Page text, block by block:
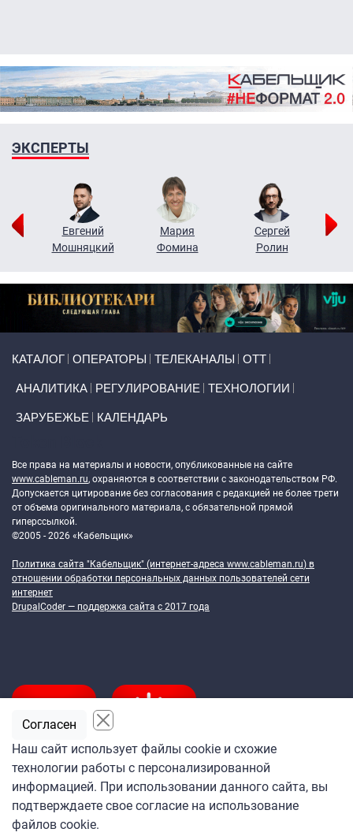
ЭКСПЕРТЫ
Евгений
Мошняцкий
Мария
Фомина
Сергей
Ролин
КАТАЛОГ ОПЕРАТОРЫ ТЕЛЕКАНАЛЫ ОТТ
АНАЛИТИКА РЕГУЛИРОВАНИЕ ТЕХНОЛОГИИ
ЗАРУБЕЖЬЕ КАЛЕНДАРЬ
Все права на материалы и новости, опубликованные на сайте
www.cableman.ru, охраняются в соответствии с законодательством РФ.
Допускается цитирование без согласования с редакцией не более трети
от объема оригинального материала, с обязательной прямой
гиперссылкой.
©2005 - 2026 «Кабельщик»
Политика сайта "Кабельщик" (интернет-адреса www.cableman.ru) в
отношении обработки персональных данных пользователей сети
интернет
DrupalCoder — поддержка сайта c 2017 года
Подпишитесь
на ежедневную рассылку
«Кабельщика»
Наш сайт использует файлы cookie и схожие
технологии работы с персонализированной
информацией. При использовании данного сайта, вы
подтверждаете свое согласие на использование
файлов cookie.
Согласен